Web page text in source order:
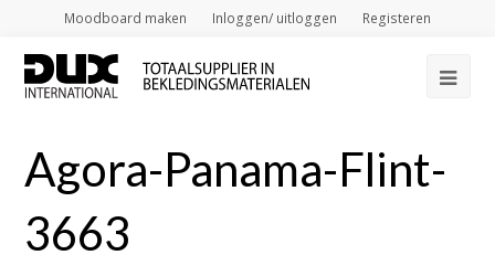
Moodboard maken Inloggen/ uitloggen Registeren
Agora-Panama-Flint-
3663